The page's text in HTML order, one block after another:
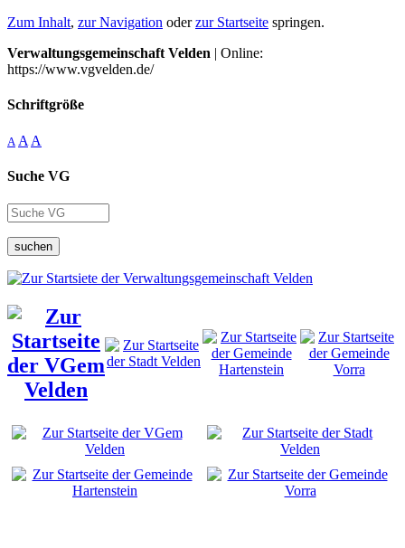
Zum Inhalt, zur Navigation oderzur Startseite springen.
Verwaltungsgemeinschaft Velden | Online:
https://www.vgvelden.de/
Schriftgröße
A A A
Suche VG
suchen